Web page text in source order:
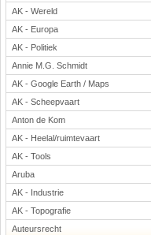
Apps en tablets
Collecties digibord
Digiborden / touchscreens
Digibordtools
Downloads basisonderwijs
Herfst
Kerstmis
Kinder-/Jeugdboeken
Lente
Onderbouw PO
Pasen
Voetbal
AK - Wereld
AK - Europa
AK - Politiek
Annie M.G. Schmidt
AK - Google Earth / Maps
AK - Scheepvaart
Anton de Kom
AK - Heelal/ruimtevaart
AK - Tools
Aruba
AK - Industrie
AK - Topografie
Auteursrecht